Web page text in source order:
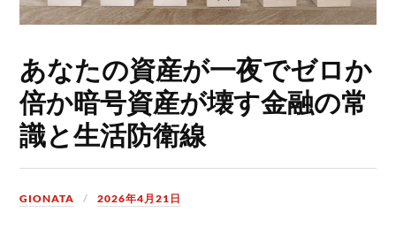
あなたの資産が一夜でゼロか
倍か暗号資産が壊す金融の常
識と生活防衛線
GIONATA 2026年4月21日